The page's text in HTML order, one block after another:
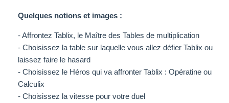
Quelques notions et images :
- Affrontez Tablix, le Maître des Tables de multiplication
- Choisissez la table sur laquelle vous allez défier Tablix ou
laissez faire le hasard
- Choisissez le Héros qui va affronter Tablix : Opératine ou
Calculix
- Choisissez la vitesse pour votre duel